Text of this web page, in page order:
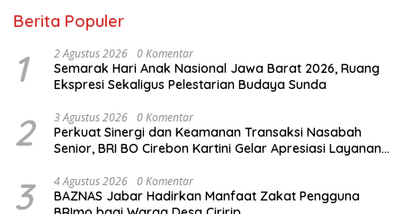
Berita Populer
1 2 Agustus 2026 0 Komentar
Semarak Hari Anak Nasional Jawa Barat 2026, Ruang
Ekspresi Sekaligus Pelestarian Budaya Sunda
2 3 Agustus 2026 0 Komentar
Perkuat Sinergi dan Keamanan Transaksi Nasabah
Senior, BRI BO Cirebon Kartini Gelar Apresiasi Layanan
3 4 Agustus 2026 0 Komentar
BAZNAS Jabar Hadirkan Manfaat Zakat Pengguna